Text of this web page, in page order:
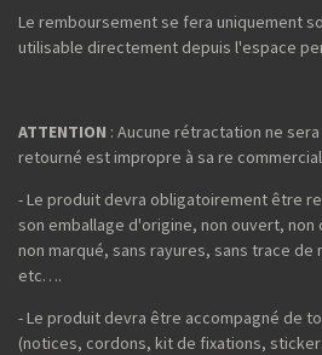
Le remboursement se fera uniquement
utilisable directement depuis l'espace
ATTENTION : Aucune rétractation ne
retourné est impropre à sa re
- Le produit devra obligatoirement être
son emballage d'origine, non ouvert,
non marqué, sans rayures, sans trace
etc….
- Le produit devra être accompagné de
(notices, cordons, kit de fixations,